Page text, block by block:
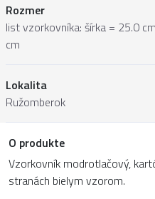
Rozmer
list vzorkovníka: šírka = 25.0
cm
Lokalita
Ružomberok
O produkte
Vzorkovník modrotlačový,
stranách bielym vzorom.